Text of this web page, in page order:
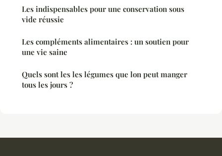
Les indispensables pour une conservation sous
vide réussie
Les compléments alimentaires : un soutien pour
une vie saine
Quels sont les les légumes que lon peut manger
tous les jours ?